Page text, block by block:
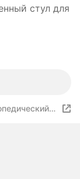
стул для